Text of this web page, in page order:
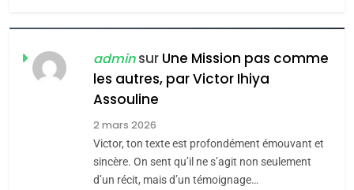
FIÈRE, DIGNE ET RÉSILIENTE :
POURQUOI JE REVENDIQUE
MA JUDAÏTE par Thérèse
Zrihen-Dvir
ISRAÉL JUDAISME
CE QUI NOUS MANQUE –
Jacques Hadida
JUDAISME
adminsur Une Mission pas comme
les autres, par Victor Ihiya
Assouline
2 mars 2026
Victor, ton texte est profondément émouvant et
sincère. On sent qu’il ne s’agit non seulement
d’un récit, mais d’un témoignage…